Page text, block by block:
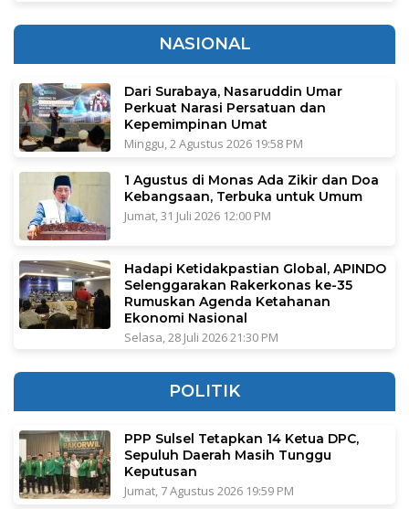
NASIONAL
Dari Surabaya, Nasaruddin Umar
Perkuat Narasi Persatuan dan
Kepemimpinan Umat
Minggu, 2 Agustus 2026 19:58 PM
1 Agustus di Monas Ada Zikir dan Doa
Kebangsaan, Terbuka untuk Umum
Jumat, 31 Juli 2026 12:00 PM
Hadapi Ketidakpastian Global, APINDO
Selenggarakan Rakerkonas ke-35
Rumuskan Agenda Ketahanan
Ekonomi Nasional
Selasa, 28 Juli 2026 21:30 PM
POLITIK
PPP Sulsel Tetapkan 14 Ketua DPC,
Sepuluh Daerah Masih Tunggu
Keputusan
Jumat, 7 Agustus 2026 19:59 PM